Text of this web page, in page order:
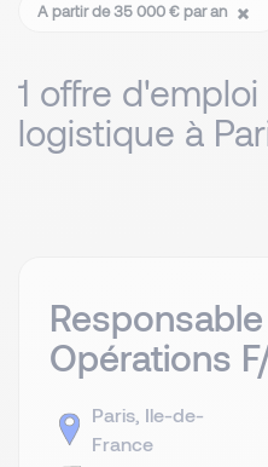
A partir de 35 000 € par an
1 offre
logistique à
Opérations
Paris, Ile-de-
France